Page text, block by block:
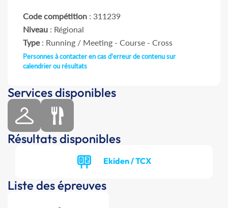
Code compétition : 311239
Niveau : Régional
Type: Running / Meeting - Course - Cross
Personnes à contacter en cas d'erreur de contenu sur
calendrier ou résultats
Services disponibles
Résultats disponibles
Ekiden / TCX
Liste des épreuves